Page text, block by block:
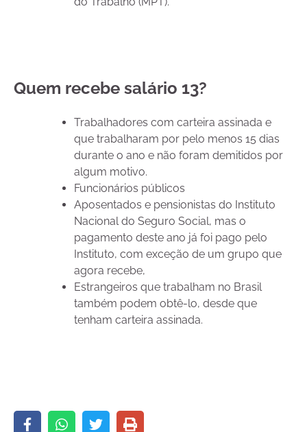
Quem recebe salário 13?
Trabalhadores com carteira assinada e
que trabalharam por pelo menos 15 dias
durante o ano e não foram demitidos por
algum motivo.
Funcionários públicos
Aposentados e pensionistas do Instituto
Nacional do Seguro Social, mas o
pagamento deste ano já foi pago pelo
Instituto, com exceção de um grupo que
agora recebe,
Estrangeiros que trabalham no Brasil
também podem obtê-lo, desde que
tenham carteira assinada.